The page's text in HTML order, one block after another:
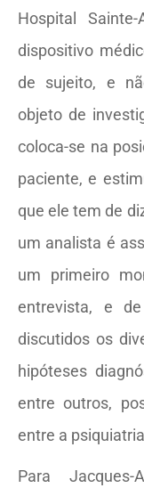
Hospital
dispositivo
de sujeito, e
objeto de
coloca-se na
paciente, e
que ele tem de
um analista é
um primeiro
entrevista, e
discutidos os
hipóteses
entre outros,
entre a
Para